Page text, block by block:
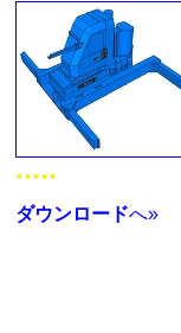
★★★★★
ダウンロードへ»